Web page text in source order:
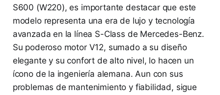
S600 (W220), es importante destacar que este
modelo representa una era de lujo y tecnología
avanzada en la línea S-Class de Mercedes-Benz.
Su poderoso motor V12, sumado a su diseño
elegante y su confort de alto nivel, lo hacen un
ícono de la ingeniería alemana. Aun con sus
problemas de mantenimiento y fiabilidad, sigue